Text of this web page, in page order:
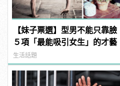
【妹子票選】型男不能只靠臉
５項「最能吸引女生」的才藝
生活話題